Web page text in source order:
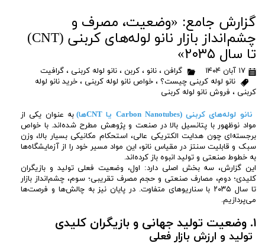
گزارش جامع: «وضعیت، مصرف و
چشم‌انداز بازار نانو لوله‌های کربنی (CNT)
تا سال ۲۰۳۵»
۱۷ آبان ۱۴۰۴ گرافن ،نانو ،کربن ،نانو لوله کربنی ،گرافیت
نانو لوله کربنی چیست؟ ،خواص نانو لوله کربنی ،خرید نانو لوله
کربنی ، فروش نانو لوله کربنی
نانو لوله‌های کربنی (Carbon Nanotubes یا CNTها)
به عنوان یکی از
مواد نوظهور با پتانسیل بالا در صنعت و پژوهش مطرح شده‌اند. با خواص
برجسته‌ای چون هدایت الکتریکی عالی، استحکام مکانیکی بسیار بالا، وزن
سبک و قابلیت سنتز در مقیاس نانو، این مواد مسیر خود را از آزمایشگاه‌ها
به خطوط صنعتی و تولید انبوه باز کرده‌اند.
این گزارش، سه بخش اصلی دارد: اول، وضعیت فعلی تولید و بازیگران
کلیدی؛ دوم، مصارف صنعتی و حجم مصرف تقریبی؛ سوم، چشم‌انداز بازار
تا سال ۲۰۳۵ با سناریوهای متفاوت. در پایان نیز به چالش‌ها و فرصت‌ها
می‌پردازیم.
۱. وضعیت تولید جهانی و بازیگران کلیدی
تولید و ارزش بازار فعلی